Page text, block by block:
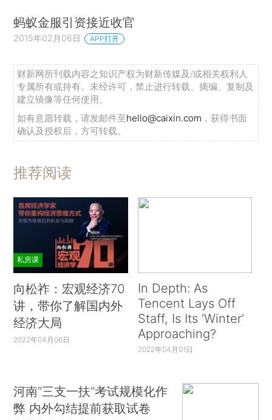
蚂蚁金服引资接近收官
2015年02月06日 APP打开
财新网所刊载内容之知识产权为财新传媒及/或相关权利人
专属所有或持有。未经许可，禁止进行转载、摘编、复制及
建立镜像等任何使用。
如有意愿转载，请发邮件至hello@caixin.com ，获得书面
确认及授权后，方可转载。
推荐阅读
私房课
向松祚：宏观经济70
讲，带你了解国内外
经济大局
2022年04月06日
In Depth: As
Tencent Lays Off
Staff, Is Its ‘Winter’
Approaching?
2022年04月01日
河南“三支一扶”考试规模化作
弊 内外勾结提前获取试卷